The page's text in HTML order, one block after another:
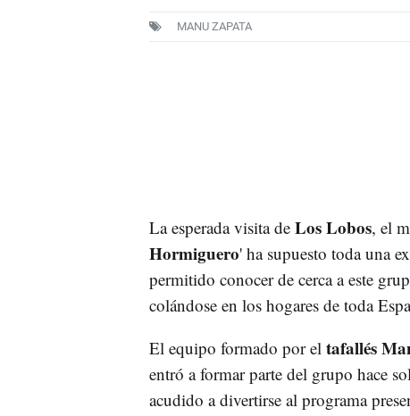
MANU ZAPATA
La esperada visita de Los Lobos, el
Hormiguero' ha supuesto toda una
permitido conocer de cerca a este
colándose en los hogares de toda
El equipo formado por eltafallés
entró a formar parte del grupo hace
acudido a divertirse al programa